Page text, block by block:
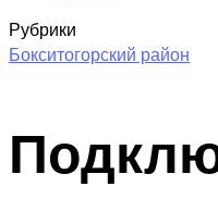
Рубрики
Бокситогорский район